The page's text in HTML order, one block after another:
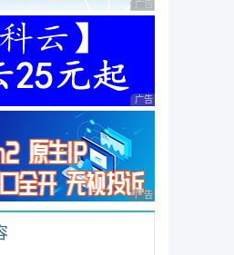
广告 商业广告，理性
广告 商业广告，理性
广告 商业广告，理性